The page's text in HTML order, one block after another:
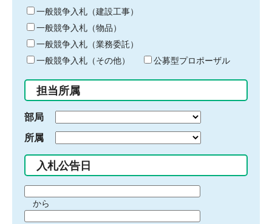
キ
ー
ワ
ー
ド
入
力
一般競争入札（建設工事）
一般競争入札（物品）
一般競争入札（業務委託）
一般競争入札（その他）
公募型プロポーザル
担当所属
部局
所属
入札公告日
間から